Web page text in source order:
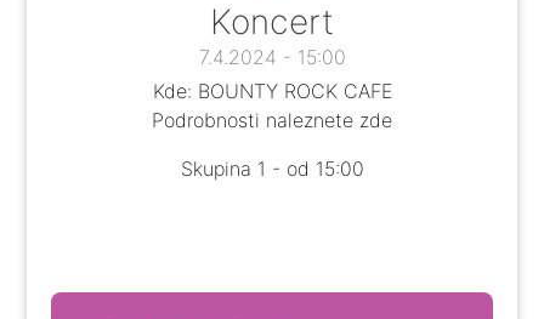
Koncert
7.4.2024 - 15:00
Kde: BOUNTY ROCK CAFE
Podrobnosti naleznete zde
Skupina 1 - od 15:00